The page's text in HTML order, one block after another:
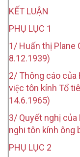
KẾT LUẬN
PHỤ LỤC 1
1/ Huấn thị Plane
8.12.1939)
2/ Thông cáo của
việc tôn kính Tổ
14.6.1965)
3/ Quyết nghị của
nghi tôn kính ông
PHỤ LỤC 2